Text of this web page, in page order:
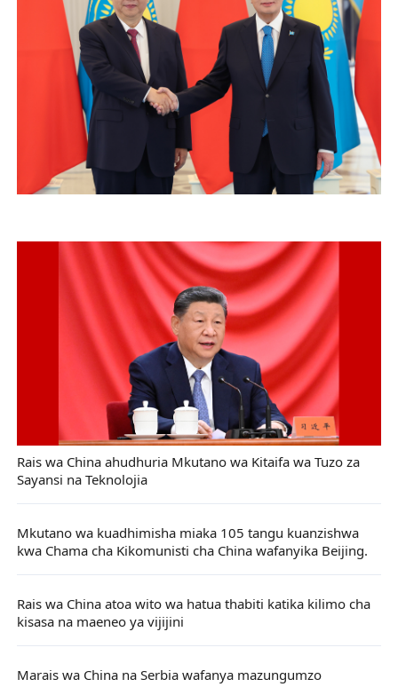
Rais wa China ahudhuria Mkutano wa Kitaifa wa Tuzo za
Sayansi na Teknolojia
Mkutano wa kuadhimisha miaka 105 tangu kuanzishwa
kwa Chama cha Kikomunisti cha China wafanyika Beijing.
Rais wa China atoa wito wa hatua thabiti katika kilimo cha
kisasa na maeneo ya vijijini
Marais wa China na Serbia wafanya mazungumzo